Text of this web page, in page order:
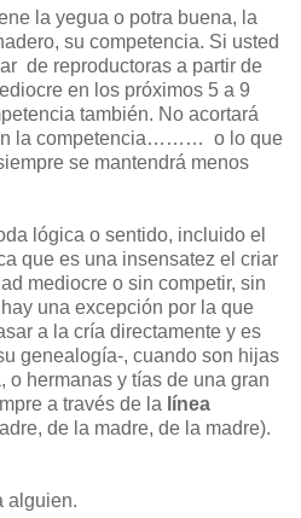
la yegua o potra buena, la
su competencia. Si usted
de reproductoras a partir de
en los próximos 5 a 9
también. No acortará
la competencia……… o lo que
se mantendrá menos
lógica o sentido, incluido el
que es una insensatez el criar
mediocre o sin competir, sin
hay una excepción por la que
a la cría directamente y es
genealogía-, cuando son hijas
o hermanas y tías de una gran
a través de la línea
de la madre, de la madre).
alguien.